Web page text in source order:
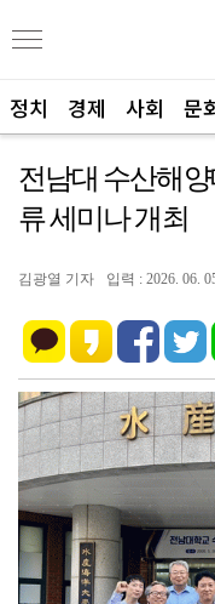
정치 경제 사회 문
전남대 수산해
류 세미나 개최
김광열 기자 입력 : 2026. 06.